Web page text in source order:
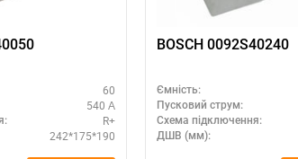
60
540 А
R+
242*175*190
BOSCH 0092S40240
Ємність:
Пусковий струм:
Схема підключення:
ДШВ (мм):